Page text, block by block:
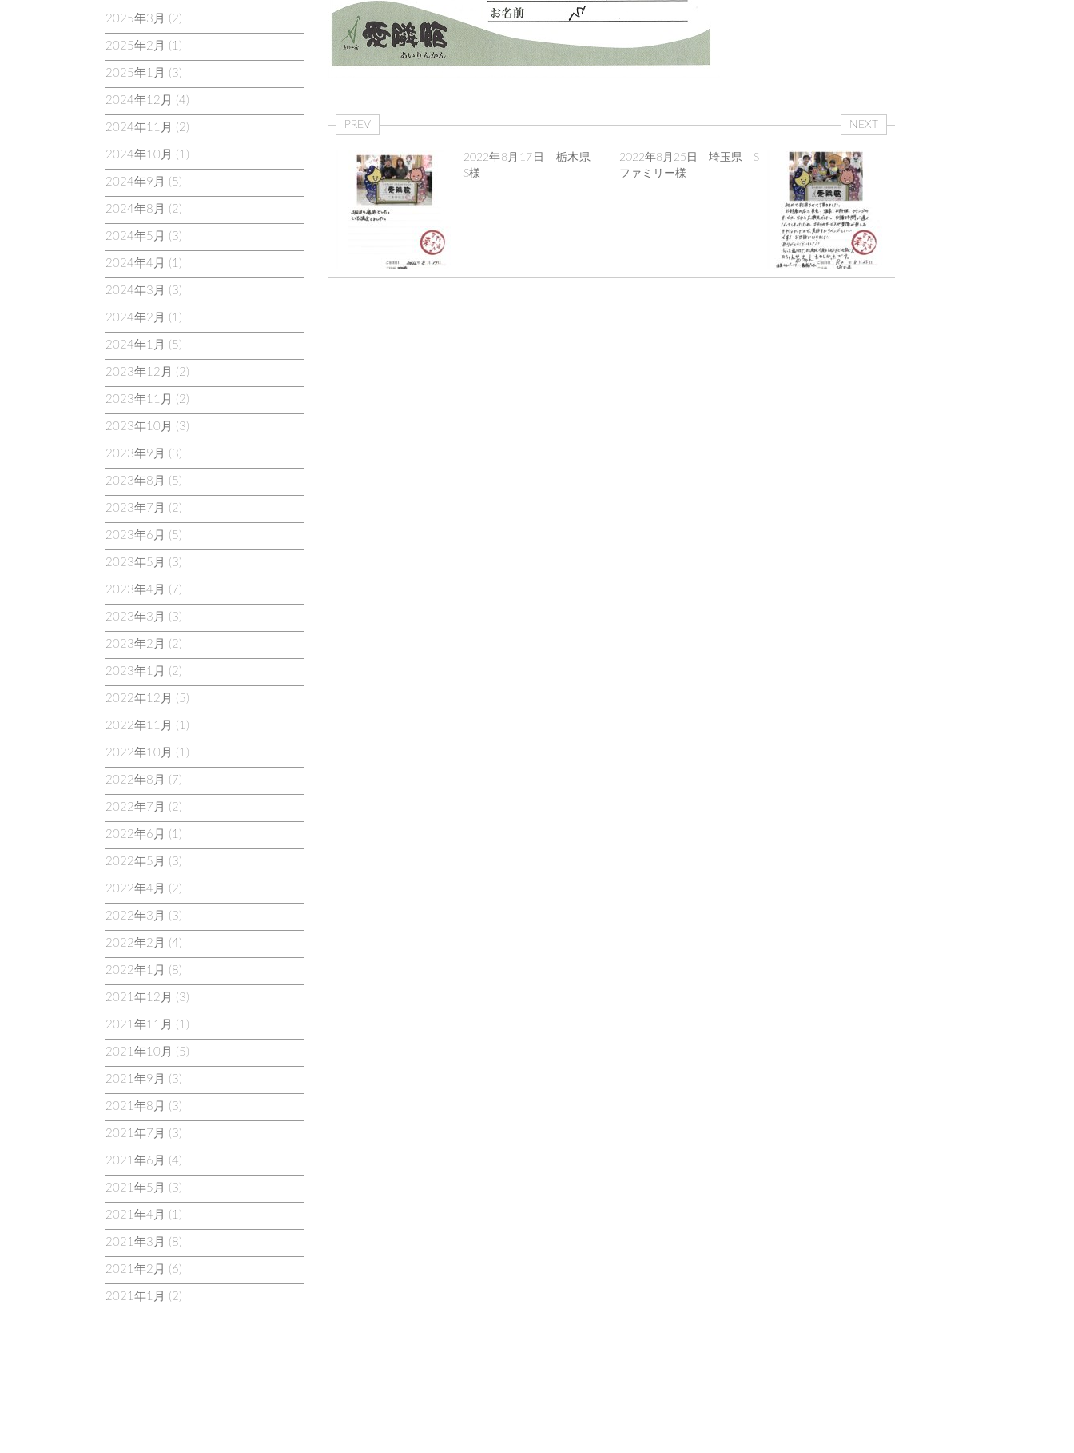
2025年3月 (2)
2025年2月 (1)
2025年1月 (3)
2024年12月 (4)
2024年11月 (2)
2024年10月 (1)
2024年9月 (5)
2024年8月 (2)
2024年5月 (3)
2024年4月 (1)
2024年3月 (3)
2024年2月 (1)
2024年1月 (5)
2023年12月 (2)
2023年11月 (2)
2023年10月 (3)
2023年9月 (3)
2023年8月 (5)
2023年7月 (2)
2023年6月 (5)
2023年5月 (3)
2023年4月 (7)
2023年3月 (3)
2023年2月 (2)
2023年1月 (2)
2022年12月 (5)
2022年11月 (1)
2022年10月 (1)
2022年8月 (7)
2022年7月 (2)
2022年6月 (1)
2022年5月 (3)
2022年4月 (2)
2022年3月 (3)
2022年2月 (4)
2022年1月 (8)
2021年12月 (3)
2021年11月 (1)
2021年10月 (5)
2021年9月 (3)
2021年8月 (3)
2021年7月 (3)
2021年6月 (4)
2021年5月 (3)
2021年4月 (1)
2021年3月 (8)
2021年2月 (6)
2021年1月 (2)
PREV
2022年8月17日 栃木県
S様
NEXT
2022年8月25日 埼玉県 S
ファミリー様